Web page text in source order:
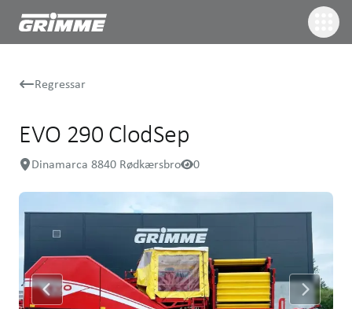
Regressar
EVO 290 ClodSep
Dinamarca 8840 Rødkærsbro 0